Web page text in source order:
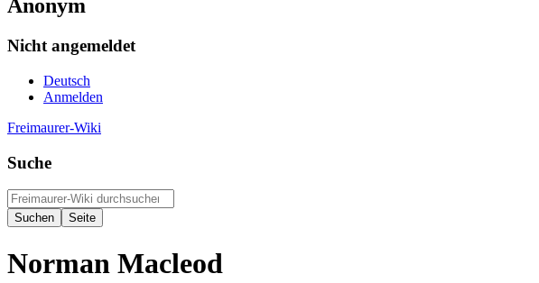
Anonym
Nicht angemeldet
Deutsch
Anmelden
Freimaurer-Wiki
Suche
Norman Macleod